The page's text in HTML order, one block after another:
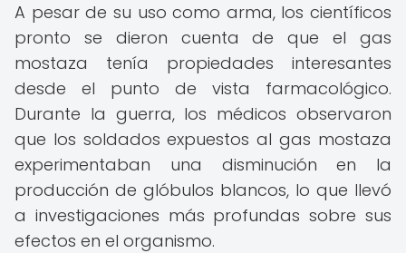
A pesar de su uso como arma, los científicos
pronto se dieron cuenta de que el gas
mostaza tenía propiedades interesantes
desde el punto de vista farmacológico.
Durante la guerra, los médicos observaron
que los soldados expuestos al gas mostaza
experimentaban una disminución en la
producción de glóbulos blancos, lo que llevó
a investigaciones más profundas sobre sus
efectos en el organismo.